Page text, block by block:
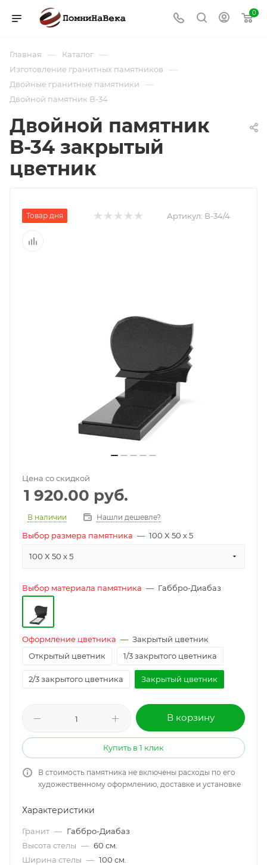
0
Главная — Каталог —
Изготовление гранитных памятников —
Двойные гранитные памятники —
Двойной памятник B-34
Двойной памятник
B-34 закрытый
цветник
Товар дня Артикул: B-34/4
Цена со скидкой
1 920.00 руб.
В наличии Нашли дешевле?
Выбор размера памятника — 100 X 50 x 5
100 X 50 x 5
Выбор материала памятника — Габбро-Диабаз
Оформление цветника — Закрытый цветник
Открытый цветник
1/3 закрытого цветника
2/3 закрытого цветника Закрытый цветник
В корзину
Купить в 1 клик
В стоимость памятника не включены расходы по его
художественному оформлению, доставке и установке
Характеристики
Гранит — Габбро-Диабаз
Высота стелы — 60 см.
Ширина стелы — 100 см.